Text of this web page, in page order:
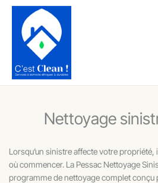
Aller
contenu
Nettoyage
Lorsqu’un sinistre affecte votre
où commencer. La Pessac Nettoyage
programme de nettoyage complet conçu